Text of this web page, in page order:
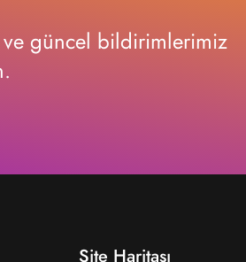
güncel bildirimlerimiz
Site Haritası